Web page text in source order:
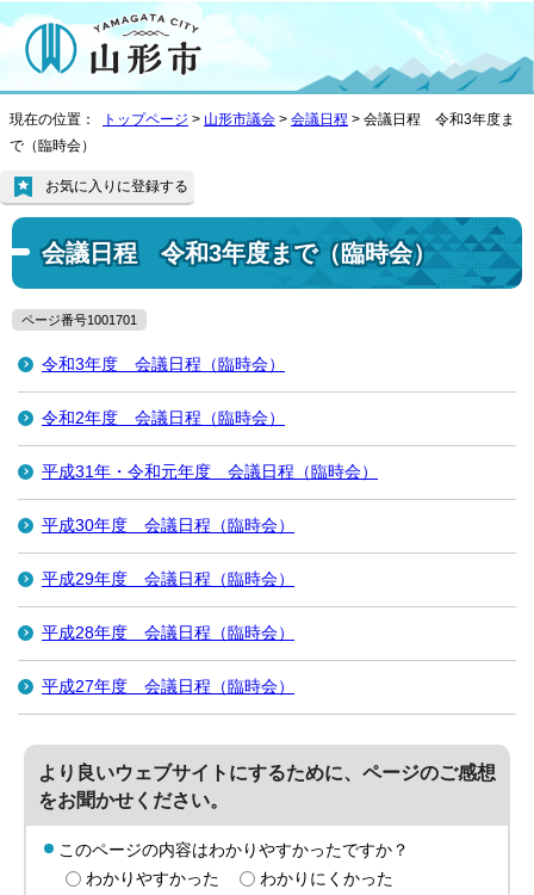
現在の位置： トップページ > 山形市議会 > 会議日程 > 会議日程 令和3年度ま
で（臨時会）
会議日程 令和3年度まで（臨時会）
お気に入りに登録する
ページ番号1001701
令和3年度 会議日程（臨時会）
令和2年度 会議日程（臨時会）
平成31年・令和元年度 会議日程（臨時会）
平成30年度 会議日程（臨時会）
平成29年度 会議日程（臨時会）
平成28年度 会議日程（臨時会）
平成27年度 会議日程（臨時会）
より良いウェブサイトにするために、ページのご感想
をお聞かせください。
このページの内容はわかりやすかったですか？
わかりやすかった
わかりにくかった